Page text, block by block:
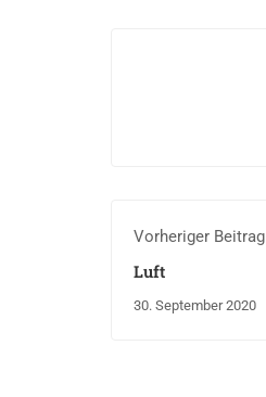
Vorheriger Beitrag
Luft
30. September 2020